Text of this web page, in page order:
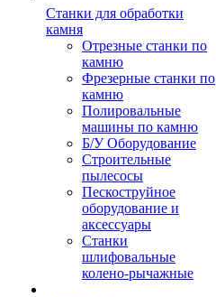
Станки для обработки
камня
Отрезные станки по
камню
Фрезерные станки по
камню
Полировальные
машины по камню
Б/У Оборудование
Строительные
пылесосы
Пескоструйное
оборудование и
аксессуары
Станки
шлифовальные
колено-рычажные